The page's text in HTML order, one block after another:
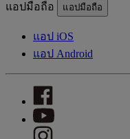
แอปมือถือ แอปมือถือ
แอป iOS
แอป Android